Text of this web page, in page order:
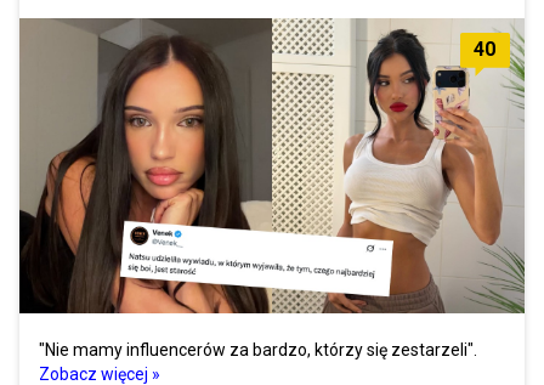
40
"Nie mamy influencerów za bardzo, którzy się zestarzeli".
Zobacz więcej »